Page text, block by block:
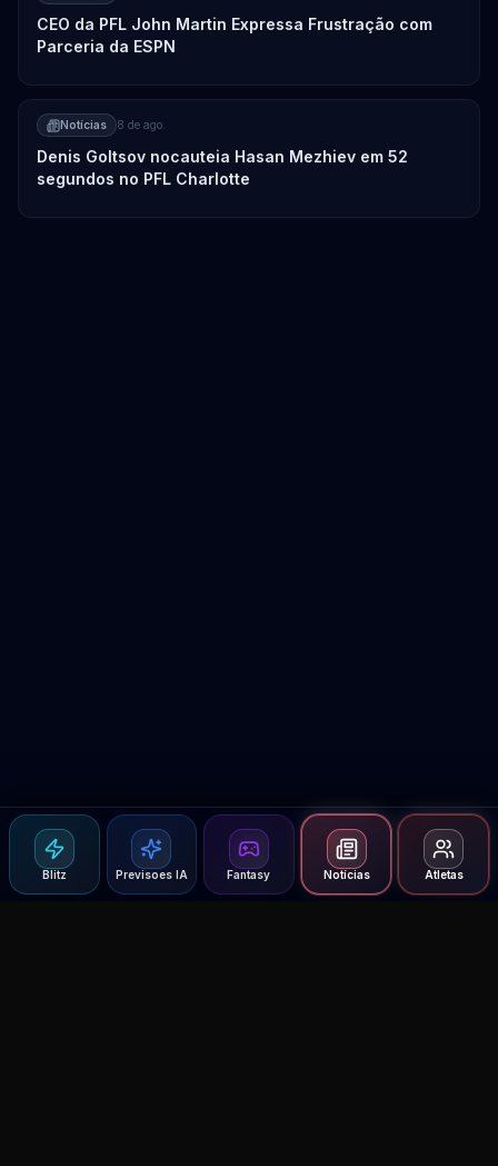
Blitz Previsoes IA Fantasy Notícias Atletas
CEO da PFL John Martin Expressa Frustração com
Parceria da ESPN
Notícias 8 de ago.
Denis Goltsov nocauteia Hasan Mezhiev em 52
segundos no PFL Charlotte